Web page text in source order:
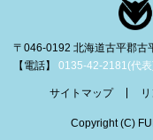
〒046-0192 北海道古平郡古
【電話】 0135-42-2181(代表
サイトマップ
Copyright (C)